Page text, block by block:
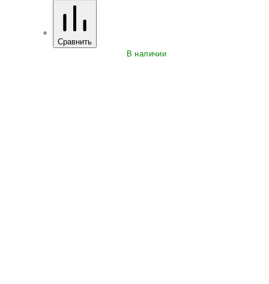
Сравнить
В наличии